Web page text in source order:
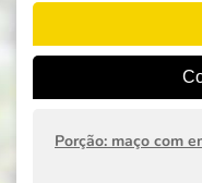
Porção: maço com